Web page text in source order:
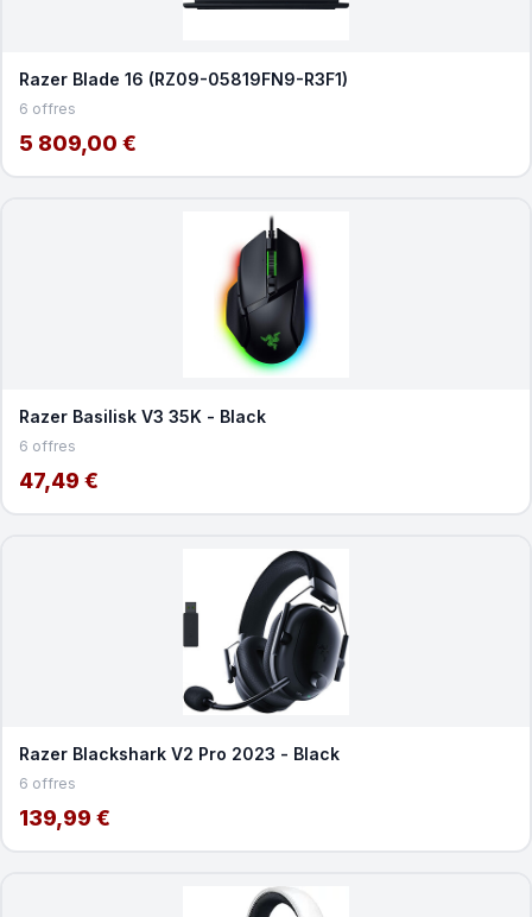
Razer Blade 16 (RZ09-05819FN9-R3F1)
6 offres
5 809,00 €
Razer Basilisk V3 35K - Black
6 offres
47,49 €
Razer Blackshark V2 Pro 2023 - Black
6 offres
139,99 €